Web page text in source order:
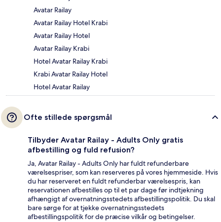
Avatar Railay
Avatar Railay Hotel Krabi
Avatar Railay Hotel
Avatar Railay Krabi
Hotel Avatar Railay Krabi
Krabi Avatar Railay Hotel
Hotel Avatar Railay
Ofte stillede spørgsmål
Tilbyder Avatar Railay - Adults Only gratis
afbestilling og fuld refusion?
Ja, Avatar Railay - Adults Only har fuldt refunderbare
værelsespriser, som kan reserveres på vores hjemmeside. Hvis
du har reserveret en fuldt refunderbar værelsespris, kan
reservationen afbestilles op til et par dage før indtjekning
afhængigt af overnatningsstedets afbestillingspolitik. Du skal
bare sørge for at tjekke overnatningsstedets
afbestillingspolitik for de præcise vilkår og betingelser.